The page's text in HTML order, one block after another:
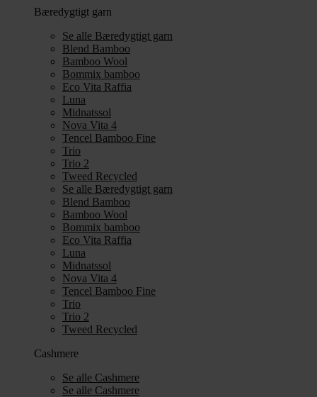
Bæredygtigt garn
Se alle Bæredygtigt garn
Blend Bamboo
Bamboo Wool
Bommix bamboo
Eco Vita Raffia
Luna
Midnatssol
Nova Vita 4
Tencel Bamboo Fine
Trio
Trio 2
Tweed Recycled
Se alle Bæredygtigt garn
Blend Bamboo
Bamboo Wool
Bommix bamboo
Eco Vita Raffia
Luna
Midnatssol
Nova Vita 4
Tencel Bamboo Fine
Trio
Trio 2
Tweed Recycled
Cashmere
Se alle Cashmere
Se alle Cashmere